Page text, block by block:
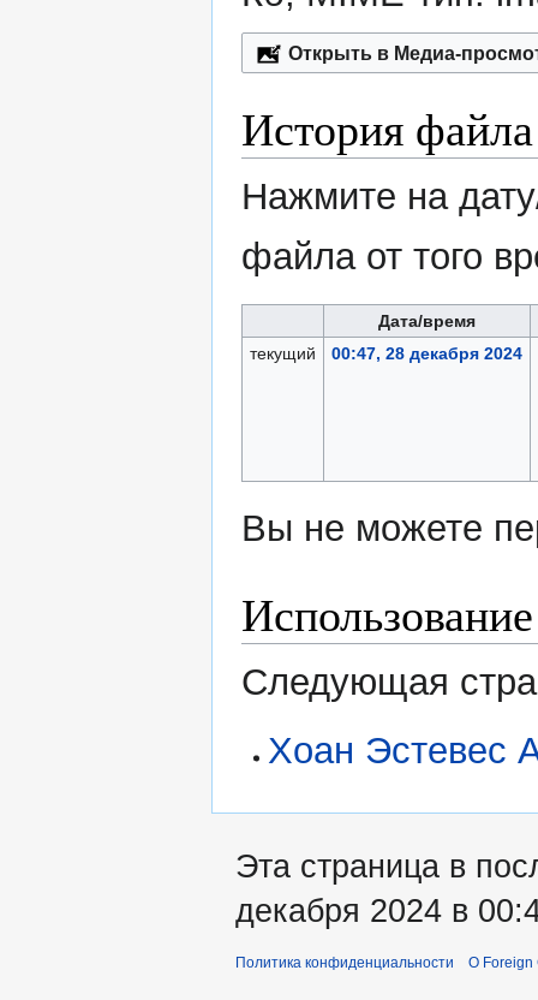
Открыть в Медиа-
История файла
Нажмите на
файла от того
Дата/время
текущий
00:47, 28 декабря 2024
Вы не можете
Следующая
Хоан Эстевес
Эта страница в
декабря 2024 в
Политика конфиденциальности О Foreign